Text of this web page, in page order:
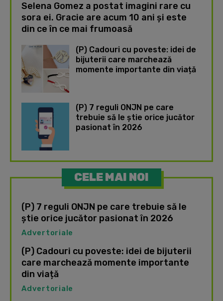
Selena Gomez a postat imagini rare cu
sora ei. Gracie are acum 10 ani și este
din ce în ce mai frumoasă
(P) Cadouri cu poveste: idei de
bijuterii care marchează
momente importante din viață
(P) 7 reguli ONJN pe care
trebuie să le știe orice jucător
pasionat în 2026
CELE MAI NOI
(P) 7 reguli ONJN pe care trebuie să le
știe orice jucător pasionat în 2026
Advertoriale
(P) Cadouri cu poveste: idei de bijuterii
care marchează momente importante
din viață
Advertoriale